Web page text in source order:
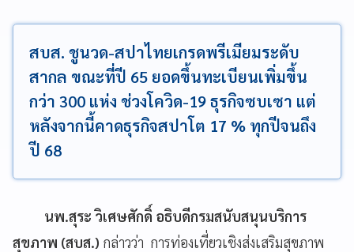
สบส. ชูนวด-สปาไทยเกรดพรีเมียมระดับ
สากล ขณะที่ปี 65 ยอดขึ้นทะเบียนเพิ่มขึ้น
กว่า 300 แห่ง ช่วงโควิด-19 ธุรกิจซบเซา แต่
หลังจากนี้คาดธุรกิจสปาโต 17 % ทุกปีจนถึง
ปี 68
นพ.สุระ วิเศษศักดิ์ อธิบดีกรมสนับสนุนบริการ
สุขภาพ (สบส.) กล่าวว่า การท่องเที่ยวเชิงส่งเสริมสุขภาพ